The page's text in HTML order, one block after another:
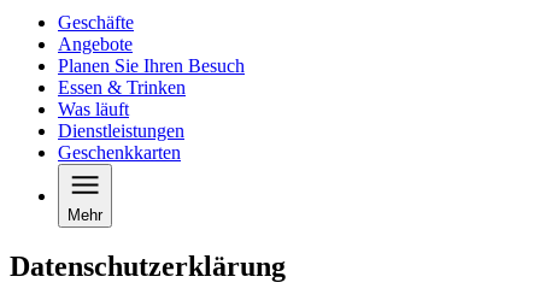
Geschäfte
Angebote
Planen Sie Ihren Besuch
Essen & Trinken
Was läuft
Dienstleistungen
Geschenkkarten
Mehr
Datenschutzerklärung